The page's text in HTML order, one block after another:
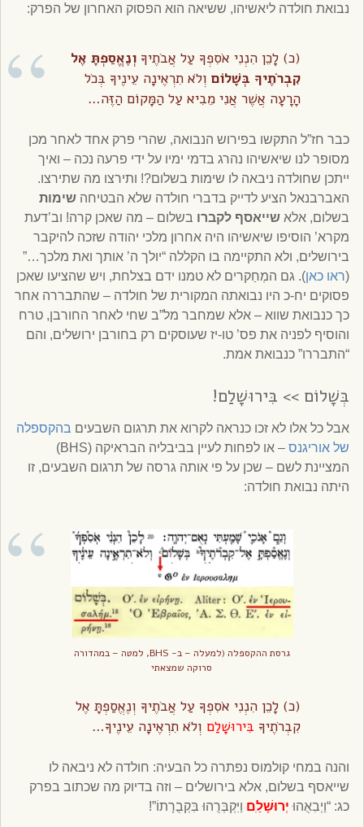
נבואת חולדה ליאשיהו, ששיאה הוא הפסוק האחרון של הפרק:
(כ) לָכֵן הִנְנִי אֹסִפְךָ עַל אֲבֹתֶיךָוְנֶאֱסַפְתָּ אֶל
קִבְרֹתֶיךָ בְּשָׁלוֹם וְלֹא תִרְאֶינָה עֵינֶיךָ בְּכֹל
הָרָעָה אֲשֶׁר אֲנִי מֵבִיא עַל הַמָּקוֹם הַזֶּה…
כבר חז”ל התקשו בפירוש הנבואה, שהרי פרק אחד לאחר מכן
מסופר לנו שיאשיהו נהרג בדמי ימיו על ידי פרעה נכה – ואיך
ייתכן שחולדה ניבאה לו שימות בשלום?! ותירצו מה שתירצו.
האברבנאל הציע לדייק בדברי חולדה שלא הבטיחהשימות
בשלום, אלאשייאסף לקברו בשלום – מה שאכן קרה! וב’דעת
מקרא’ הוסיפו שיאשיהו היה אחרון מלכי יהודה שזכה להיקבר
בירושלים, ולא התקיימה בו הקללה “יולך ה’ אותך ואת מלכך…”
(ראו כאן). גם המְחַקרים לא טמנו ידם בצלחת, ויש שהציעו שאכן
פסוקים יח-כ היו נבואתה המקורית של חולדה – שהתבררה אחר
כך כנבואת שווא – אלא שמחבר מל”ב שחי לאחר החורבן, טרח
והוסיף לפניה את פס’ טו-יז שעוסקים רק בחורבן ירושלים, והם
“התבררו” כנבואת אמת.
בְּשָׁלוֹם >> בִּירוּשָׁלִַם!
אבל כל אלו לא זכו כנראה לקרוא את תרגום השבעים בהקספלה
של אוריגנס
– או לפחות לעיין בביבליה הבראיקה (BHS)
המציינת לשם – שכן על פי אותה גרסה של תרגום השבעים, זו
היתה נבואת חולדה:
גרסת ההקספלה (למעלה – ב- BHS, למטה – במהדורה
סרוקה שמצאתי
(כ) לָכֵן הִנְנִי אֹסִפְךָ עַל אֲבֹתֶיךָ וְנֶאֱסַפְתָּ אֶל
קִבְרֹתֶיךָ בִּירוּשָׁלִַם וְלֹא תִרְאֶינָה עֵינֶיךָ…
והנה במחי קולמוס נפתרה כל הבעיה: חולדה לא ניבאה לו
שייאסף בשלום, אלא בירושלים – וזה בדיוק מה שכתוב בפרק
כג: “וַיְבִאֻהוּ יְרוּשָׁלַ‍ִם וַיִּקְבְּרֻהוּ בִּקְבֻרָתוֹ”!